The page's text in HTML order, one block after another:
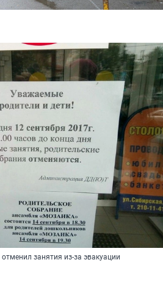
занятия из-за эвакуации